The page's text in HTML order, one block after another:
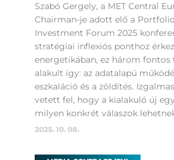
Szabó Gergely, a MET Central
Chairman-je adott elő a
Investment Forum 2025
stratégiai inflexiós ponthoz
energetikában, ez három
alakult így: az adatalapú
eszkaláció és a zöldítés.
vetett fel, hogy a kialakuló új
milyen konkrét válaszok
2025. 10. 08.